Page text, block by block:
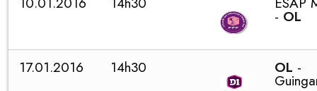
- OL
17.01.2016 14h30 OL -